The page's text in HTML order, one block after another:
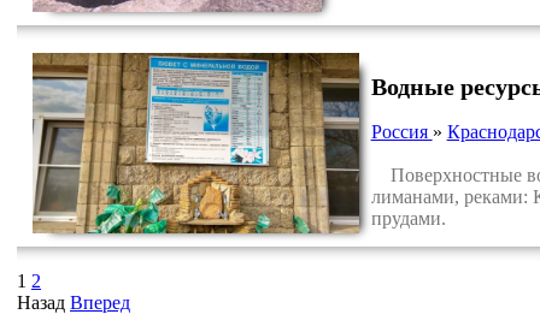
Водные
Россия »
Поверхностные
лиманами, реками:
прудами.
1 2
Назад Вперед